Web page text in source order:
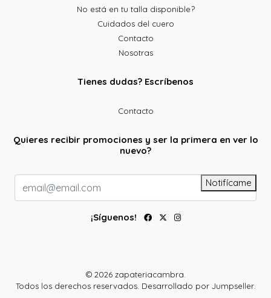
No está en tu talla disponible?
Cuidados del cuero
Contacto
Nosotras
Tienes dudas? Escríbenos
Contacto
Quieres recibir promociones y ser la primera en ver lo
nuevo?
Notifícame
¡Síguenos!
© 2026 zapateriacambra.
Todos los derechos reservados. Desarrollado por Jumpseller.